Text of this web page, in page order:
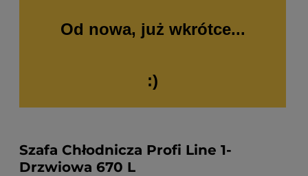
Od nowa, już wkrótce...
:)
Szafa Chłodnicza Profi Line 1-
Drzwiowa 670 L